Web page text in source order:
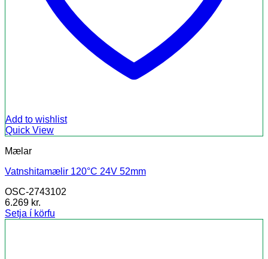
Add to wishlist
Quick View
Mælar
Vatnshitamælir 120°C 24V 52mm
OSC-2743102
6.269 kr.
Setja í körfu